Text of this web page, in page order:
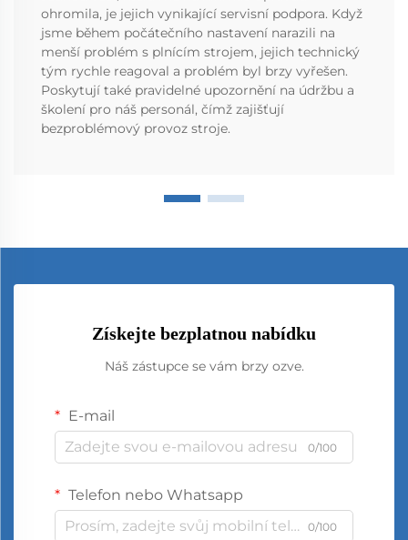
ohromila, je jejich vynikající servisní podpora. Když
jsme během počátečního nastavení narazili na
menší problém s plnícím strojem, jejich technický
tým rychle reagoval a problém byl brzy vyřešen.
Poskytují také pravidelné upozornění na údržbu a
školení pro náš personál, čímž zajišťují
bezproblémový provoz stroje.
Získejte bezplatnou nabídku
Náš zástupce se vám brzy ozve.
E-mail
0/100
Telefon nebo Whatsapp
0/100